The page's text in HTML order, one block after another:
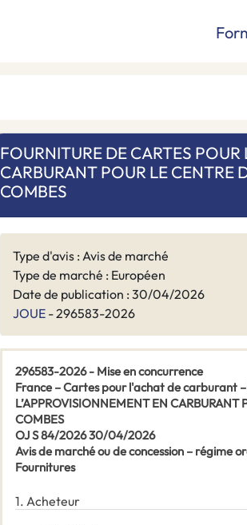
FOURNITURE DE CARTES
CARBURANT POUR LE CENTRE
COMBES
Type d'avis : Avis de marché
Type de marché : Européen
Date de publication : 30/04/2026
JOUE - 296583-2026
296583-2026 - Mise en concurrence
France – Cartes pour l'achat de carburant –
L’APPROVISIONNEMENT EN CARBURANT
COMBES
OJ S 84/2026 30/04/2026
Avis de marché ou de concession – régime
Fournitures
1. Acheteur